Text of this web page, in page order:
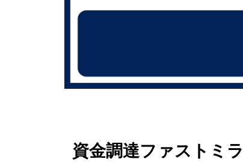
資金調達ファストミ